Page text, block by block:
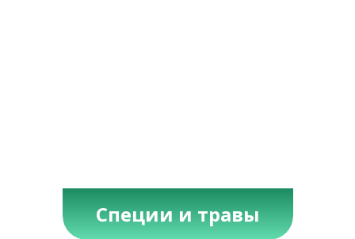
Специи и травы